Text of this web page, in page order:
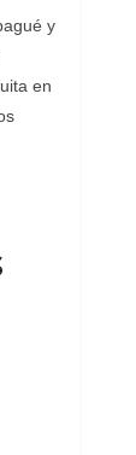
y
en